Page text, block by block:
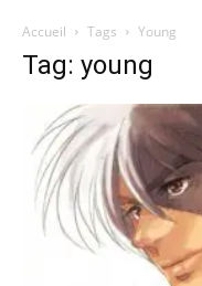
Accueil Tags Young
Tag: young